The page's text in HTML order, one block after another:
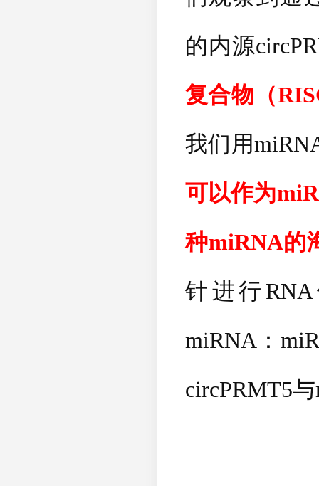
的内源
复合物（
我们用
可以作为
种miRNA的
针进行 RNA
miRNA ：
circPRMT5与